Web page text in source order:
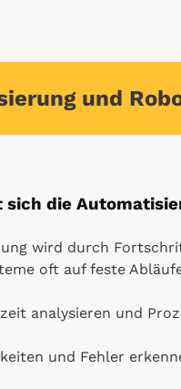
und
sich die
wird durch
oft auf feste
analysieren und
und Fehler